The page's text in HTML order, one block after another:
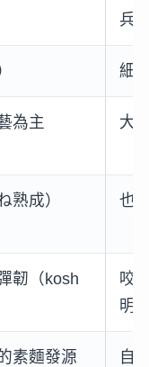
兵
細
為主 大
熟成） 也
韌（kosh
咬
明
素麵發源
自